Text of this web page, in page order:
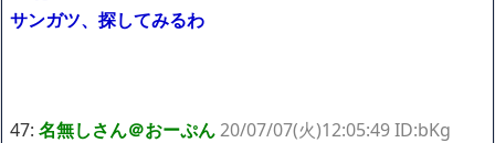
サンガツ、探してみるわ
47: 名無しさん＠おーぷん20/07/07(火)12:05:49 ID:bKg